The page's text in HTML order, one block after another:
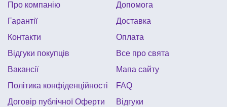
карнавальні маски львів купити
купити коктейльні трубочки
день народження в стилі черепашки ніндзя
Про компанію
Гарантії
Контакти
Відгуки покупців
Вакансії
Політика конфіденційності
Договір публічної Оферти
Допомога
Доставка
Оплата
Все про свята
Мапа сайту
FAQ
Відгуки